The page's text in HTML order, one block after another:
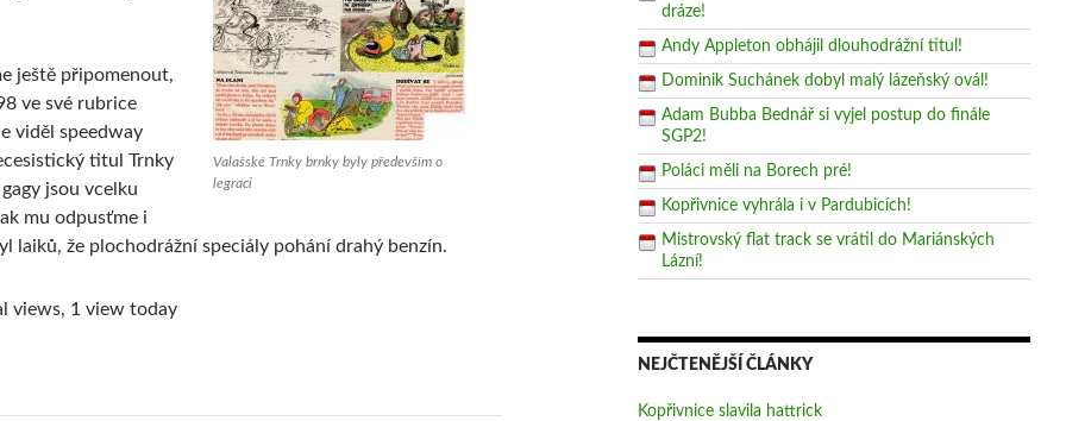
Valašské Trnky brnky byly především o
legraci
ještě připomenout,
ve své rubrice
viděl speedway
titul Trnky
jsou vcelku
mu odpusťme i
laiků, že plochodrážní speciály pohání drahý benzín.
views, 1 view today
dráze!
Andy Appleton obhájil dlouhodrážní titul!
Dominik Suchánek dobyl malý lázeňský ovál!
Adam Bubba Bednář si vyjel postup do finále
SGP2!
Poláci měli na Borech pré!
Kopřivnice vyhrála i v Pardubicích!
Mistrovský flat track se vrátil do Mariánských
Lázní!
NEJČTENĚJŠÍ ČLÁNKY
Kopřivnice slavila hattrick